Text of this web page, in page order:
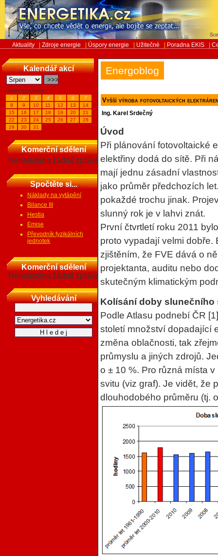
Aktuality Zdroje energie Úspory energie Užitečné Poradna EKIS
Kalendář akcí
Veletrhy, Výstavy...
1
2 3 4 5 6
7
8
9 10 11 12 13
14
15
16 17 18 19 20
21
22
23 24 25 26 27
28
29
30 31
Komerční sdělení
Nenalezena žádná zpráva
Spočtěte si...
Náklady na vytápění
Bilance III
Hestia
Emise
Převodník fyzikálních
jednotek
Komerční sdělení
Nenalezena žádná zpráva
Vyhledávání
Energoblog
Vyšší výroba fotovoltaických elektráren
Ing. Karel Srdečný
Úvod
Při plánování fotovoltaické
elektřiny dodá do sítě. Při
mají jednu zásadní
jako průměr předchozích
pokaždé trochu jinak.
slunný rok je v lahvi znát.
První čtvrtletí roku 2011
proto vypadají velmi dobře.
zjištěním, že FVE dává o
projektanta, auditu nebo
skutečným klimatickým
Kolísání doby slunečního
Podle Atlasu podnebí ČR
století množství dopadající
změna oblačnosti, tak
průmyslu a jiných zdrojů.
o ± 10 %. Pro různá místa
svitu (viz graf). Je vidět, že
dlouhodobého průměru (tj.